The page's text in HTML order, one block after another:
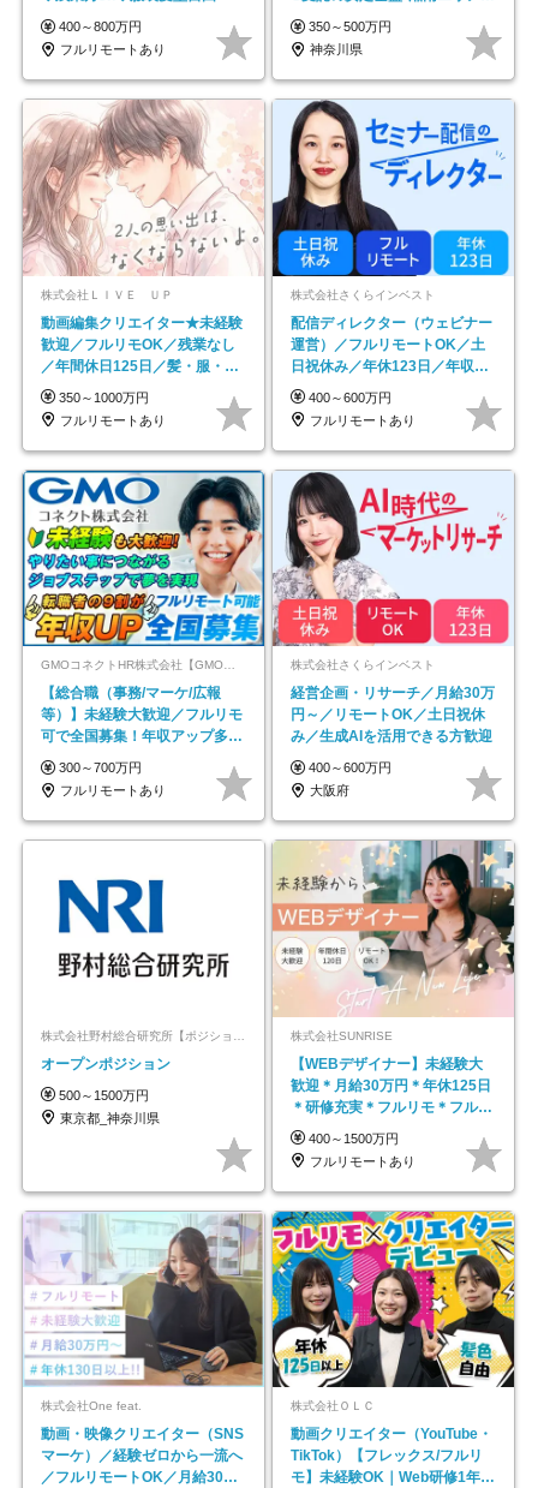
400～800万円
フルリモートあり
務
350～500万円
神奈川県
株式会社ＬＩＶＥ ＵＰ
動画編集クリエイター★未経験
歓迎／フルリモOK／残業なし
／年間休日125日／髪・服・ネ
イル自由／研修充実で安心
350～1000万円
フルリモートあり
株式会社さくらインベスト
配信ディレクター（ウェビナー
運営）／フルリモートOK／土
日祝休み／年休123日／年収
600万円可
400～600万円
フルリモートあり
GMOコネクトHR株式会社【GMOインターネットグループ】
【総合職（事務/マーケ/広報
等）】未経験大歓迎／フルリモ
可で全国募集！年収アップ多数
★年休最大130日★
300～700万円
フルリモートあり
株式会社さくらインベスト
経営企画・リサーチ／月給30万
円～／リモートOK／土日祝休
み／生成AIを活用できる方歓迎
400～600万円
大阪府
オープンポジション
500～1500万円
東京都_神奈川県
株式会社SUNRISE
【WEBデザイナー】未経験大
歓迎＊月給30万円＊年休125日
＊研修充実＊フルリモ＊フルフ
レックス＊
400～1500万円
フルリモートあり
株式会社One feat.
動画・映像クリエイター（SNS
マーケ）／経験ゼロから一流へ
／フルリモートOK／月給30万
株式会社ＯＬＣ
動画クリエイター（YouTube・
TikTok）【フレックス/フルリ
モ】未経験OK｜Web研修1年間